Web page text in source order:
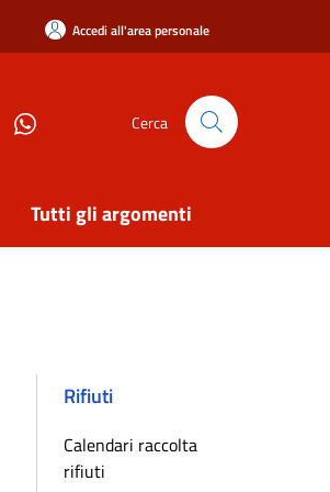
Accedi all'area personale
Cerca
Tutti gli argomenti
Rifiuti
Calendari raccolta
rifiuti